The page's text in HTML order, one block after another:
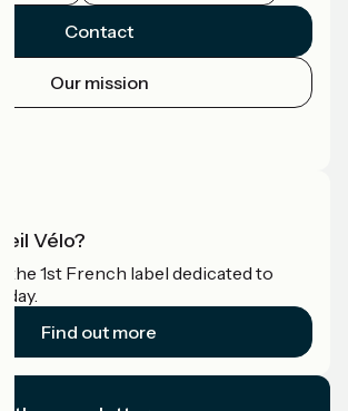
Contact
Our mission
Vélo?
the 1st French label dedicated to
Find out more